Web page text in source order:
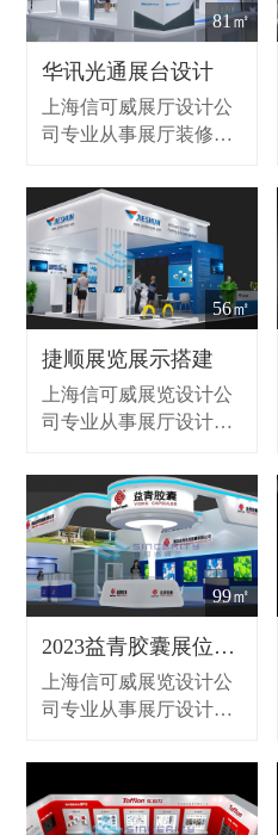
前期策划、设计创意、
现场搭建和维护、全国
巡展等，致力于全球各
个国家各个城市的一站
式会展设计搭建服务。
81㎡
华讯光通展台设计
上海信可威展厅设计公
司专业从事展厅装修、
建的展览设计公司,同时
提供展示设计，展台设
计服务，作为上海展览
公司致力为客户提供前
期策划、设计创意、现
场搭建和维护、全国巡
展等全流程的整体解决
方案。
56㎡
捷顺展览展示搭建
上海信可威展览设计公
司专业从事展厅设计装
台搭建的展览服务,同时
提供展示设计，承接大
小型展会布展，作为展
览公司致力为客户提供
前期策划、设计创意、
现场搭建和维护、全国
巡展等，致力于全球各
个国家各个城市的一站
式会展设计搭建服务。
99㎡
2023益青胶囊展位设计案例
上海信可威展览设计公
司专业从事展厅设计装
台搭建的展览服务,同时
提供展示设计，承接大
小型展会布展，作为展